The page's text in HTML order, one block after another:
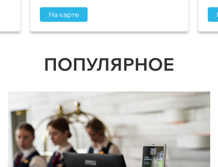
На карте
ПОПУЛЯРНОЕ